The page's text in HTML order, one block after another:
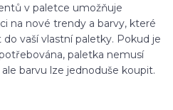
v paletce umožňuje
na nové trendy a barvy, které
vaší vlastní paletky. Pokud je
paletka nemusí
barvu lze jednoduše koupit.